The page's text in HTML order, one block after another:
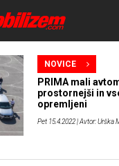
NOVICE
PRIMA mali
prostornejši in
opremljeni
Pet 15.4.2022| Avtor: Urška